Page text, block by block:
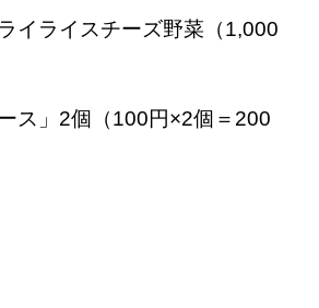
イライスチーズ野菜（1,000
ス」2個（100円×2個＝200